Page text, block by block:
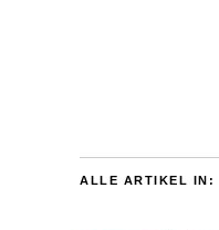
ALLE ARTIKEL IN: